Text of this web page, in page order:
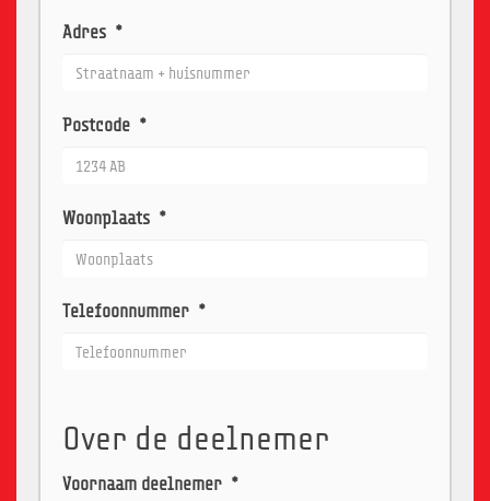
Adres *
Postcode *
Woonplaats *
Telefoonnummer *
Over de deelnemer
Voornaam deelnemer *